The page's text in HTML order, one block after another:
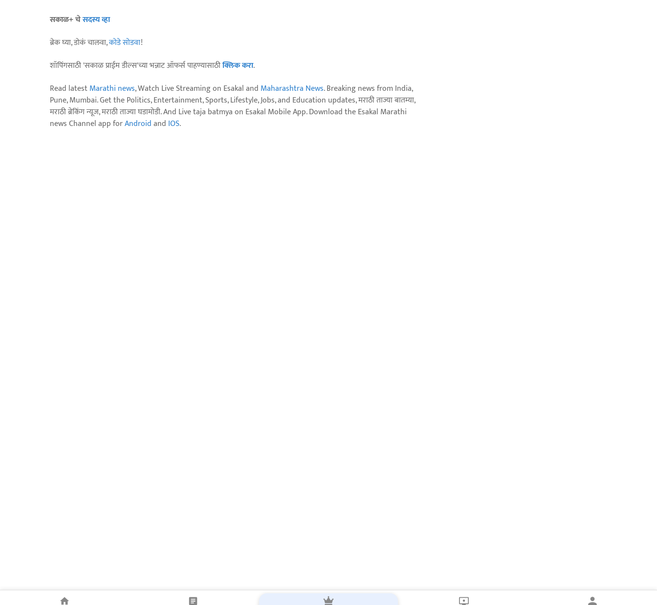
सकाळ+ चेसदस्य व्हा
ब्रेक घ्या, डोकं चालवा,कोडे सोडवा!
शॉपिंगसाठी 'सकाळ प्राईम डील्स'च्या भन्नाट ऑफर्स पाहण्यासाठीक्लिक करा.
Read latestMarathi news, Watch Live Streaming on Esakal and Maharashtra News. Breaking news from India,
Pune, Mumbai. Get the Politics, Entertainment, Sports, Lifestyle, Jobs, and Education updates, मराठी ताज्या बातम्या,
मराठी ब्रेकिंग न्यूज, मराठी ताज्या घडामोडी. And Live taja batmya on Esakal Mobile App. Download the Esakal Marathi
news Channel app forAndroidand IOS.